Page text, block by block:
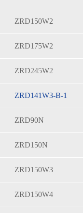
ZRD150W2
ZRD175W2
ZRD245W2
ZRD141W3-B-1
ZRD90N
ZRD150N
ZRD150W3
ZRD150W4